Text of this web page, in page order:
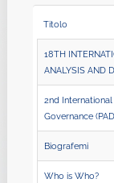
Titolo
18TH
ANALYSIS AND
2nd
Governance
Biografemi
Who is Who?